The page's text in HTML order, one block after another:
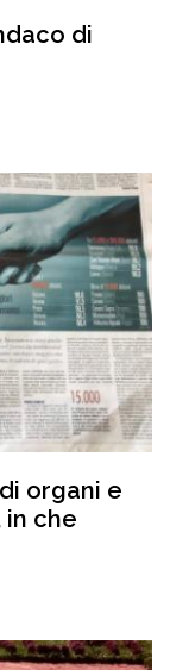
di
organi e
in che